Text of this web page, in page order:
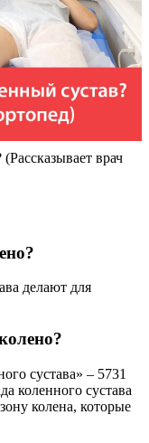
врач
делают для
сустава» – 5731
коленного сустава
колена, которые